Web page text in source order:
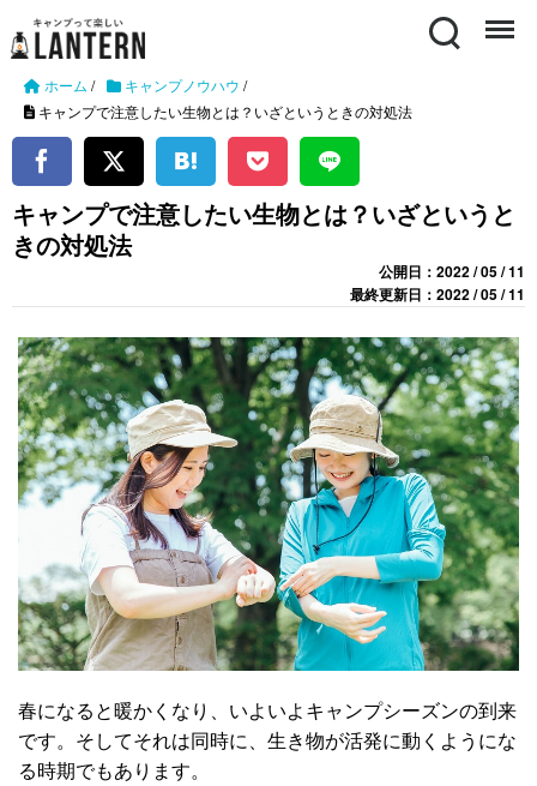
Search Menu
ホーム / キャンプノウハウ /
キャンプで注意したい生物とは？いざというときの対処法
キャンプで注意したい生物とは？いざというと
きの対処法
公開日：2022 / 05 / 11
最終更新日：2022 / 05 / 11
春になると暖かくなり、いよいよキャンプシーズンの到来
です。そしてそれは同時に、生き物が活発に動くようにな
る時期でもあります。